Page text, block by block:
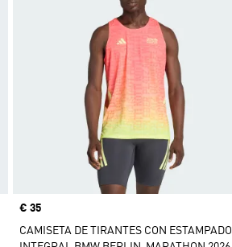
Precio
€ 35
CAMISETA DE TIRANTES CON ESTAMPADO